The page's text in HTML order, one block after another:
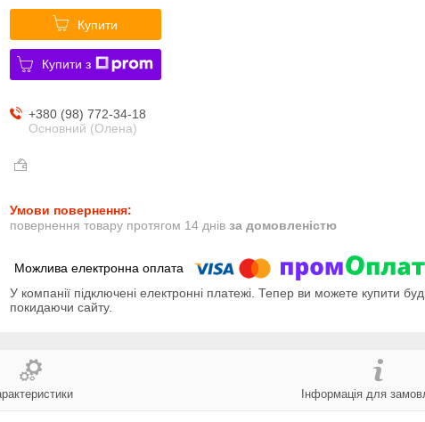
Купити
Купити з
+380 (98) 772-34-18
Основний (Олена)
повернення товару протягом 14 днів за домовленістю
У компанії підключені електронні платежі. Тепер ви можете купити
покидаючи сайту.
Інформація для